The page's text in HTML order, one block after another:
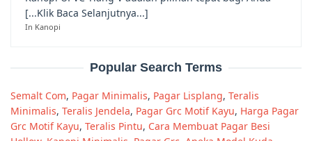
[...Klik Baca Selanjutnya...]
In Kanopi
Popular Search Terms
Semalt Com, Pagar Minimalis, Pagar Lisplang, Teralis
Minimalis, Teralis Jendela, Pagar Grc Motif Kayu, Harga Pagar
Grc Motif Kayu, Teralis Pintu, Cara Membuat Pagar Besi